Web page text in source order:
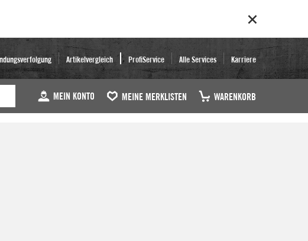
Artikelvergleich ProfiService Alle Services Karriere
MEIN KONTO MEINE MERKLISTEN WARENKORB